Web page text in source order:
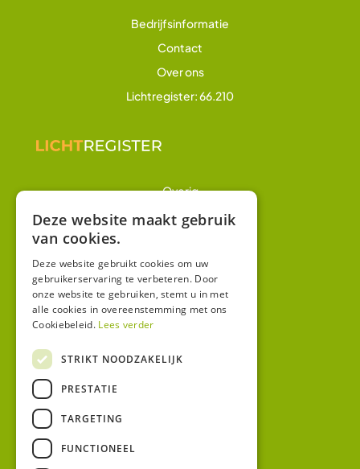
Bedrijfsinformatie
Contact
Over ons
Lichtregister: 66.210
Overig
Winkel
Algemene voorwaarden
Privacy
Bezoekadres:
Deze website maakt gebruik
van cookies.
Deze website gebruikt cookies om uw
gebruikerservaring te verbeteren. Door
onze website te gebruiken, stemt u in met
alle cookies in overeenstemming met ons
Cookiebeleid. Lees verder
STRIKT NOODZAKELIJK
PRESTATIE
TARGETING
FUNCTIONEEL